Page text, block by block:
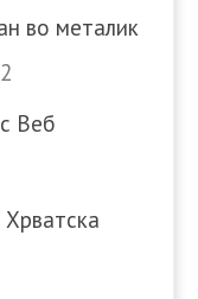
во металик
Веб